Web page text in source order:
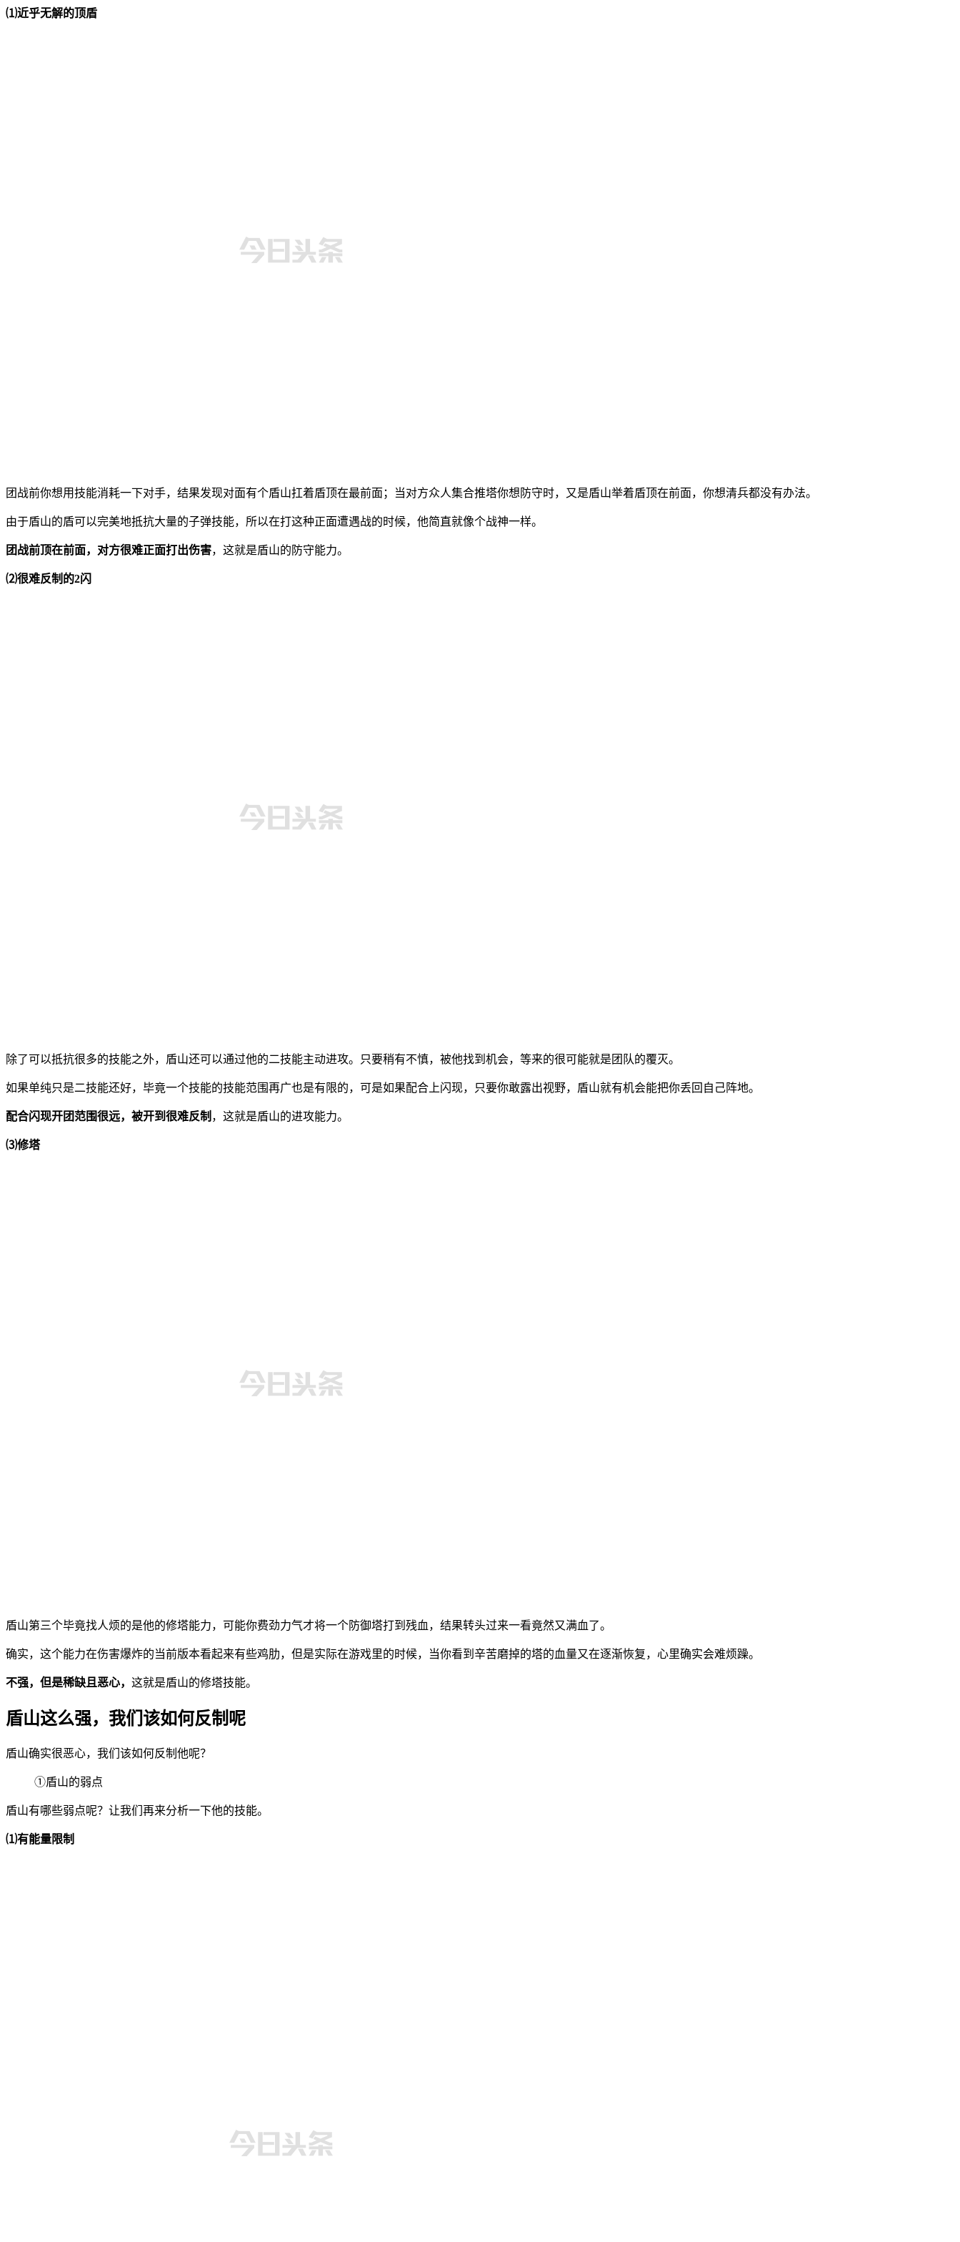
⑴近乎无解的顶盾
团战前你想用技能消耗一下对手，结果发现对面有个盾山扛着盾顶在最前面；当对方众人集合推塔你想防守时，又是盾山举着盾顶在前面，你想清兵都没有办法。
由于盾山的盾可以完美地抵抗大量的子弹技能，所以在打这种正面遭遇战的时候，他简直就像个战神一样。
团战前顶在前面，对方很难正面打出伤害，这就是盾山的防守能力。
⑵很难反制的2闪
除了可以抵抗很多的技能之外，盾山还可以通过他的二技能主动进攻。只要稍有不慎，被他找到机会，等来的很可能就是团队的覆灭。
如果单纯只是二技能还好，毕竟一个技能的技能范围再广也是有限的，可是如果配合上闪现，只要你敢露出视野，盾山就有机会能把你丢回自己阵地。
配合闪现开团范围很远，被开到很难反制 ，这就是盾山的进攻能力。
⑶修塔
盾山第三个毕竟找人烦的是他的修塔能力，可能你费劲力气才将一个防御塔打到残血，结果转头过来一看竟然又满血了。
确实，这个能力在伤害爆炸的当前版本看起来有些鸡肋，但是实际在游戏里的时候，当你看到辛苦磨掉的塔的血量又在逐渐恢复，心里确实会难烦躁。
不强，但是稀缺且恶心， 这就是盾山的修塔技能。
盾山这么强，我们该如何反制呢
盾山确实很恶心，我们该如何反制他呢？
①盾山的弱点
盾山有哪些弱点呢？让我们再来分析一下他的技能。
⑴有能量限制